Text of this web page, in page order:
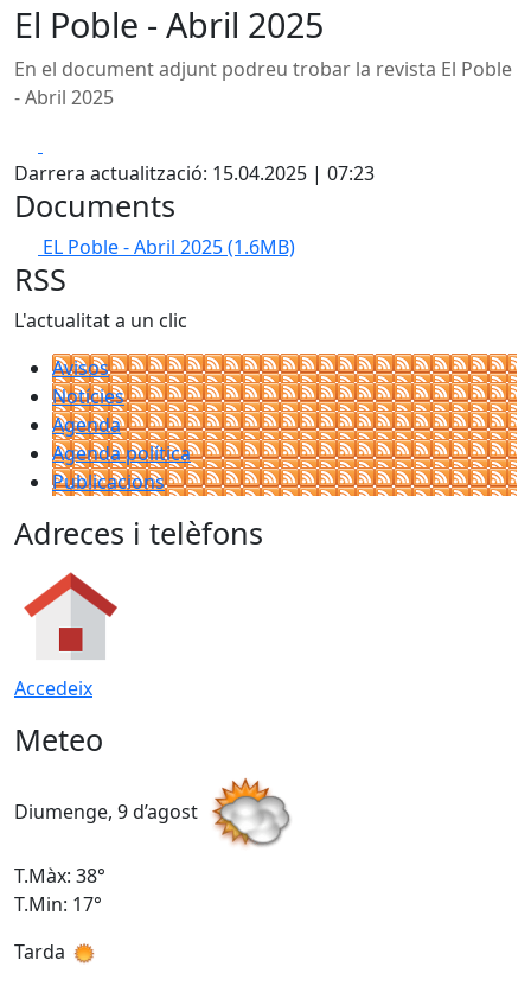
El Poble - Abril 2025
En el document adjunt podreu trobar la revista El Poble
- Abril 2025
Darrera actualització: 15.04.2025 | 07:23
Documents
EL Poble - Abril 2025(1.6MB)
RSS
L'actualitat a un clic
Avisos
Notícies
Agenda
Agenda política
Publicacions
Adreces i telèfons
Accedeix
Meteo
Diumenge, 9 d’agost
T.Màx: 38°
T.Min: 17°
Tarda